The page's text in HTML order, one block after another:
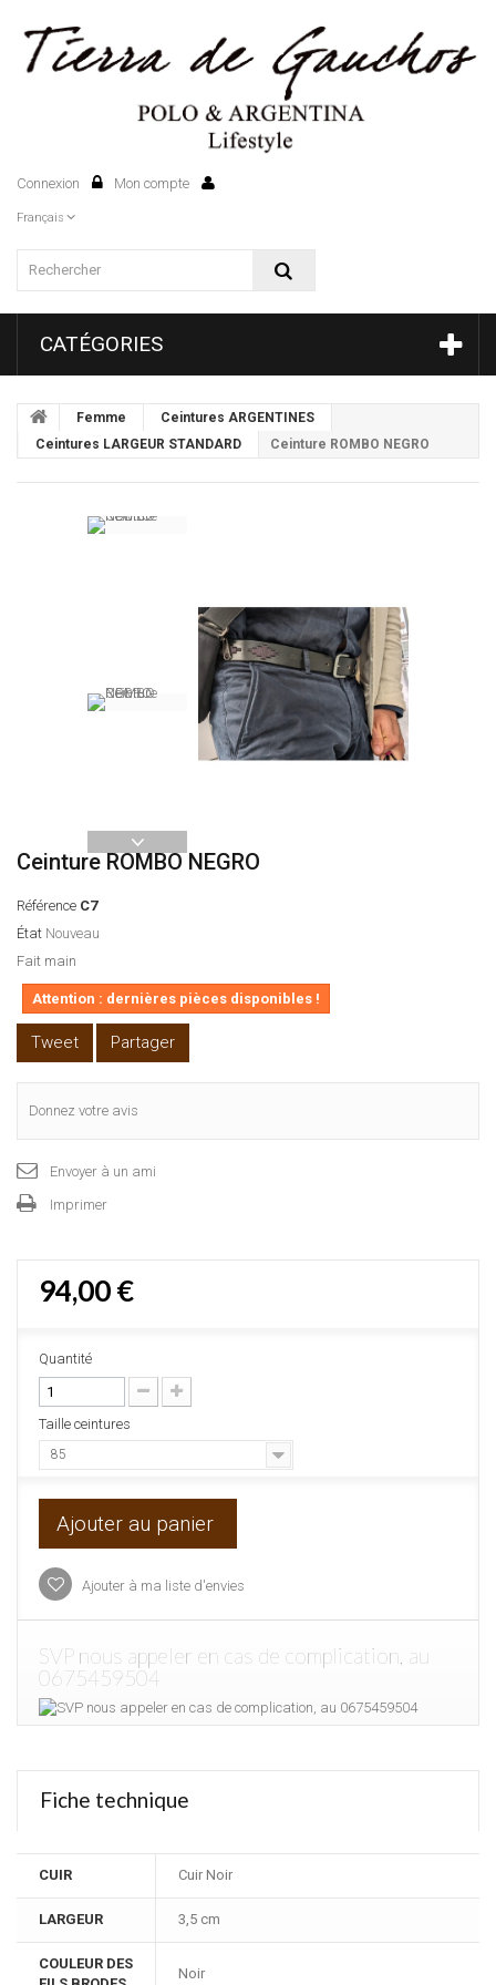
Connexion Mon compte
Français
CATÉGORIES
Femme
Ceintures ARGENTINES
Ceintures LARGEUR STANDARD
Ceinture ROMBO NEGRO
Ceinture ROMBO NEGRO
Référence C7
État Nouveau
Fait main
Attention : dernières pièces disponibles !
Tweet Partager
Donnez votre avis
Envoyer à un ami
Imprimer
94,00 €
Quantité
Taille ceintures
85
Ajouter au panier
Ajouter à ma liste d'envies
SVP nous appeler en cas de complication, au
0675459504
Fiche technique
CUIR Cuir Noir
LARGEUR 3,5 cm
COULEUR DES
Noir